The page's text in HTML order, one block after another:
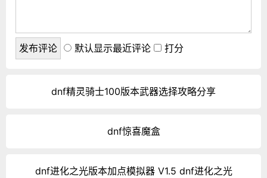
默认显示最近评论 打分
dnf精灵骑士100版本武器选择攻略分享
dnf惊喜魔盒
dnf进化之光版本加点模拟器 V1.5 dnf进化之光